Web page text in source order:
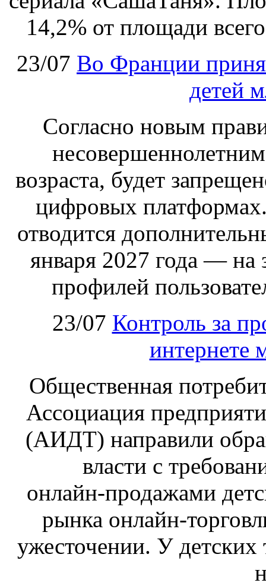
14,2% от площади
23/07 Во Франции
детей
Согласно новым
возраста, будет
цифровых
отводится
января 2027 года —
профилей
23/07 Контроль за
интернете
Общественная
Ассоциация
(АИДТ) направили
власти с
онлайн‑продажами
рынка онлайн-
ужесточении. У детских